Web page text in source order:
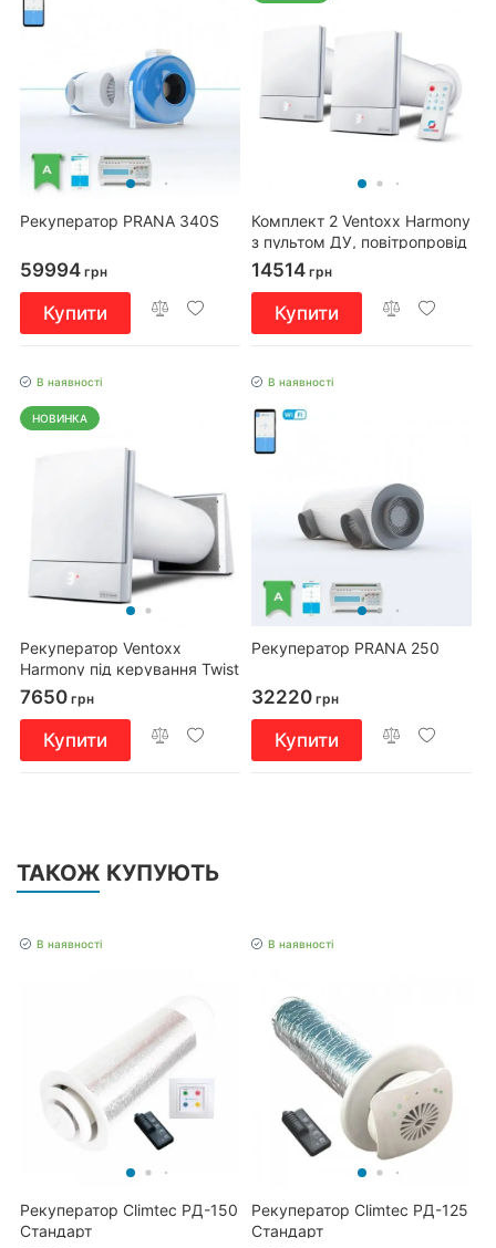
Рекуператор PRANA 340S
59994 грн
Купити
Комплект 2 Ventoxx Harmony
з пультом ДУ, повітропровід
0,75м
14514 грн
Купити
В наявності
НОВИНКА
Рекуператор Ventoxx
Harmony під керування Twist
з зовнішнім ковпаком,
повітропровід 0,75м
7650 грн
Купити
В наявності
Рекуператор PRANA 250
32220 грн
Купити
ТАКОЖ КУПУЮТЬ
В наявності
Рекуператор Climtec РД-150
Стандарт
В наявності
Рекуператор Climtec РД-125
Стандарт